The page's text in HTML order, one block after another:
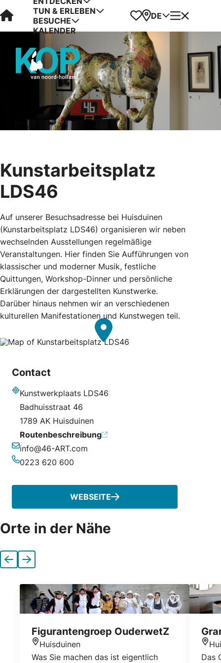
Visit Kop van Holland
TUN & ERLEBEN
BESUCHE
KALENDER
Favoriten
Karte
DE Menü
Kunstarbeitsplatz
LDS46
Auf unserer Besuchsadresse bei Huisduinen
(Kunstarbeitsplatz LDS46) organisieren wir neben
wechselnden Ausstellungen regelmäßige
Veranstaltungen. Hier finden Sie Aufführungen von
klassischer und moderner Musik, festliche
Quittungen, Workshop-Dinner und persönliche
Erklärungen der dargestellten Kunstwerke.
Darüber hinaus nehmen wir an verschiedenen
kulturellen Manifestationen und Kunstwegen teil.
Contact
Kunstwerkplaats LDS46
Badhuisstraat 46
1789 AK Huisduinen
Routenbeschreibung
E-Mail-Adresse
info@46-ART.com
0223 620 600
WEBSEITE
Orte in der Nähe
VorherigeNächste
Figurantengroep OuderwetZ
Huisduinen
Was Sie machen das ist eigentlich
Das